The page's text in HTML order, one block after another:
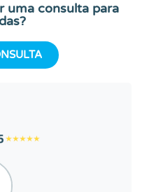
uma consulta para